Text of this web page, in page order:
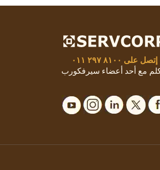
إتصل على ٨١٠٠ ٢٩٧ ٠١١
مع أحد أعضاء سيرفكورب